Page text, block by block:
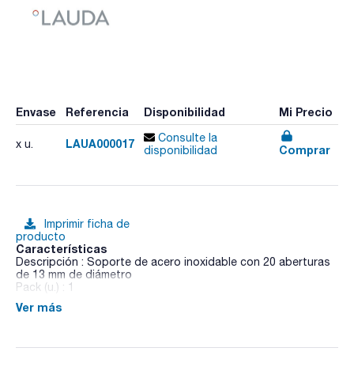
Envase Referencia Disponibilidad Mi Precio
x u. LAUA000017
Consulte la
disponibilidad
Comprar
Imprimir ficha de
producto
Características
Descripción : Soporte de acero inoxidable con 20 aberturas
de 13 mm de diámetro
Pack (u.) : 1
Los baños de agua Hydro están perfectamente equipados
sobrecalentamiento local. Con una distribución precisa de la
Ver más